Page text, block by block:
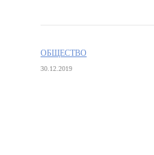
ОБЩЕСТВО
30.12.2019